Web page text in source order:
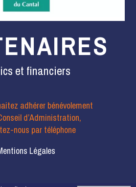
et financiers
adhérer bénévolement
d’Administration,
nous par téléphone
Légales